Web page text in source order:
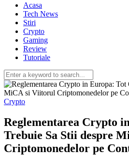
Acasa
Tech News
Stiri
Crypto
Gaming
Review
Tutoriale
Crypto
Reglementarea Crypto
Trebuie Sa Stii despre
Criptomonedelor pe